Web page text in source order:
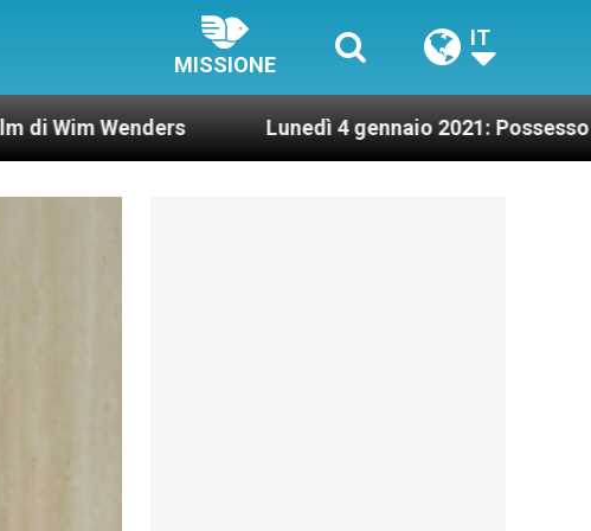
MISSIONE
IT
Lunedì 4 gennaio 2021: Possesso cardinalizio